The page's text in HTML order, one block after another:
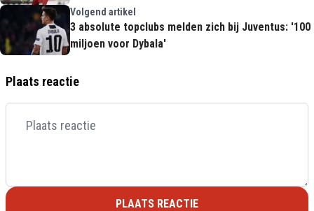
Volgend artikel
3 absolute topclubs melden zich bij Juventus: '100
miljoen voor Dybala'
Plaats reactie
PLAATS REACTIE